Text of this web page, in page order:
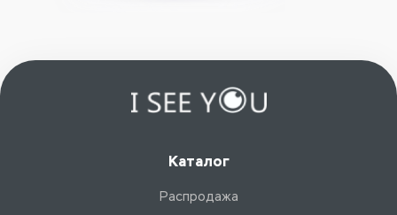
Каталог
Распродажа